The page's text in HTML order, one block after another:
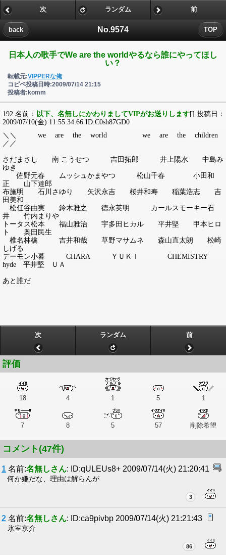
No.9574
back TOP
次 ランダム 前
日本人の歌手でWe are the worldやるなら誰にやってほし
い？
転載元:VIPPERな俺
コピペ投稿日時:2009/07/14 21:15
投稿者:komm
192 名前： 以下、名無しにかわりましてVIPがお送りします[] 投稿日：
2009/07/10(金) 11:55:34.66 ID:C0sh87GD0
＼＼ we are the world we are the children
／／
さだまさし 南 こうせつ 吉田拓郎 井上陽水 中島み
ゆき
佐野元春 ムッシュかまやつ 松山千春 小田和
正 山下達郎
布施明 石川さゆり 矢沢永吉 桜井和寿 稲葉浩志 吉
田美和
松任谷由実 鈴木雅之 徳永英明 カールスモーキー石
井 竹内まりや
トータス松本 福山雅治 宇多田ヒカル 平井堅 甲本ヒロ
ト 奥田民生
椎名林檎 吉井和哉 草野マサムネ 森山直太朗 松崎
しげる
デーモン小暮 CHARA ＹＵＫＩ CHEMISTRY
hyde 平井堅 ＵＡ
あと誰だ
次 ランダム 前
評価
18 4 1 5 1
7 8 5 57 削除希望
コメント(47件)
1 名前:名無しさん: ID:qULEUs8+ 2009/07/14(火) 21:20:41
何か嫌だな、理由は解らんが
3
2 名前:名無しさん: ID:ca9pivbp 2009/07/14(火) 21:21:43
氷室京介
86